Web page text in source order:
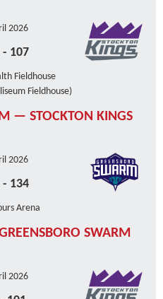
2026
- 107
Fieldhouse
Fieldhouse)
— STOCKTON KINGS
2026
- 134
Arena
SWARM
2026